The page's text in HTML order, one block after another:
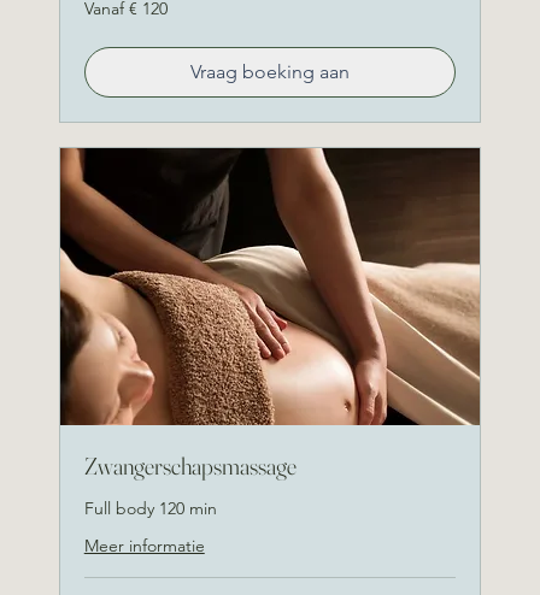
Pregnancy
Ontdek hier alle behandelingen.
120
Vanaf € 120
Vraag boeking aan
Zwangerschapsmassage
Full body 120 min
Meer informatie